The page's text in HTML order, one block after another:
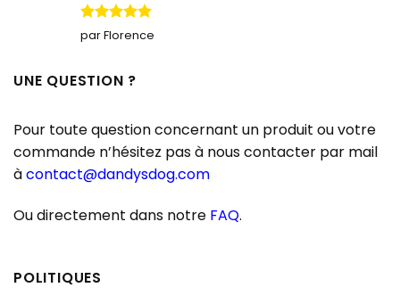
Note5sur
5
par Florence
UNE QUESTION ?
Pour toute question concernant un produit ou votre
commande n’hésitez pas à nous contacter par mail
àcontact@dandysdog.com
Ou directement dans notre FAQ.
POLITIQUES